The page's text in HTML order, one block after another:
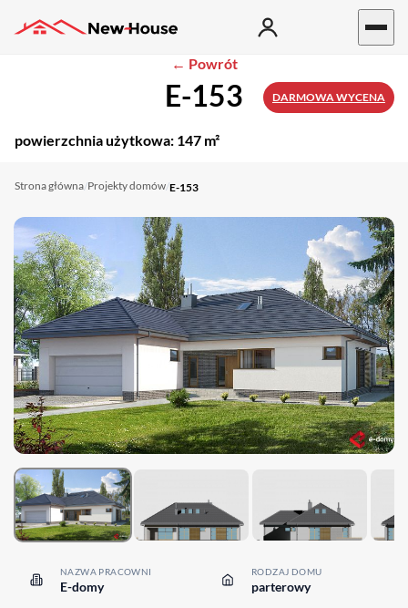
← Powrót
E-153
powierzchnia użytkowa: 147 m²
Strona główna/Projekty domów/E-153
NAZWA PRACOWNI
E-domy
RODZAJ DOMU
parterowy
DARMOWA WYCENA